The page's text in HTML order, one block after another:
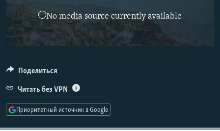
РАСПИСАНИЕ ВЕЩАНИЯ
ПОДПИШИТЕСЬ НА РАССЫЛКУ
No media source currently available
Поделиться
Читать без VPN
Приоритетный источник в Google